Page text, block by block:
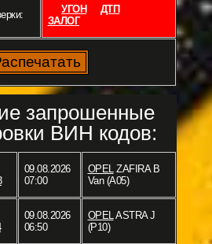
УГОН
ДТП
ЗАЛОГ
запрошенные
ВИН кодов:
09.08.2026
07:00
OPELZAFIRA B
Van (A05)
09.08.2026
06:50
OPELASTRA J
(P10)